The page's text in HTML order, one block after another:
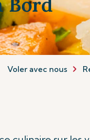
Voler avec nous